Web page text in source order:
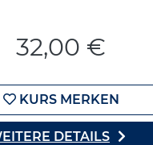
32,00 €
KURS MERKEN
DETAILS